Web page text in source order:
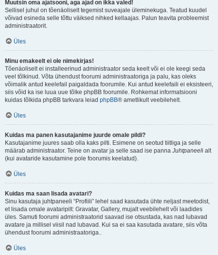
Muutsin oma ajatsooni, aga ajad on ikka valed!
Sellisel juhul on tõenäoliselt tegemist suveajale üleminekuga. Teatud kuudel
võivad esineda selle tõttu väiksed nihked kellaajas. Palun teavita probleemist
administraatorit.
Üles
Minu emakeelt ei ole nimekirjas!
Tõenäoliselt ei installeerinud administraator seda keelt või ei ole keegi seda
veel tõlkinud. Võta ühendust foorumi administraatoriga ja palu, kas oleks
võimalik antud keelefail paigaldada foorumile. Kui antud keelefaili ei eksisteeri,
siis võid ka ise luua uue tõlke phpBB foorumile. Rohkemat informatsiooni
kuidas tõlkida phpBB tarkvara leiad phpBB® ametlikult veebilehelt.
Üles
Kuidas ma panen kasutajanime juurde omale pildi?
Kasutajanime juures saab olla kaks pilti. Esimene on seotud tiitliga ja selle
määrab administraator. Teine on avatar ja selle saad ise panna Juhtpaneeli alt
(kui avataride kasutamine pole foorumis keelatud).
Üles
Kuidas ma saan lisada avatari?
Sinu kasutaja juhtpaneeli “Profiili” lehel saad kasutada ühte neljast meetodist,
et lisada omale avataripilt: Gravatar, Gallery, mujalt veebilehelt või laadides
üles. Samuti foorumi administraatorid saavad ise otsustada, kas nad lubavad
avatare ja millisel viisil nad lubavad. Kui sa ei saa kasutada avatare, siis võta
ühendust foorumi administraatoriga..
Üles